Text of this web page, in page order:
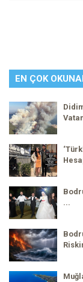
EN ÇOK
...